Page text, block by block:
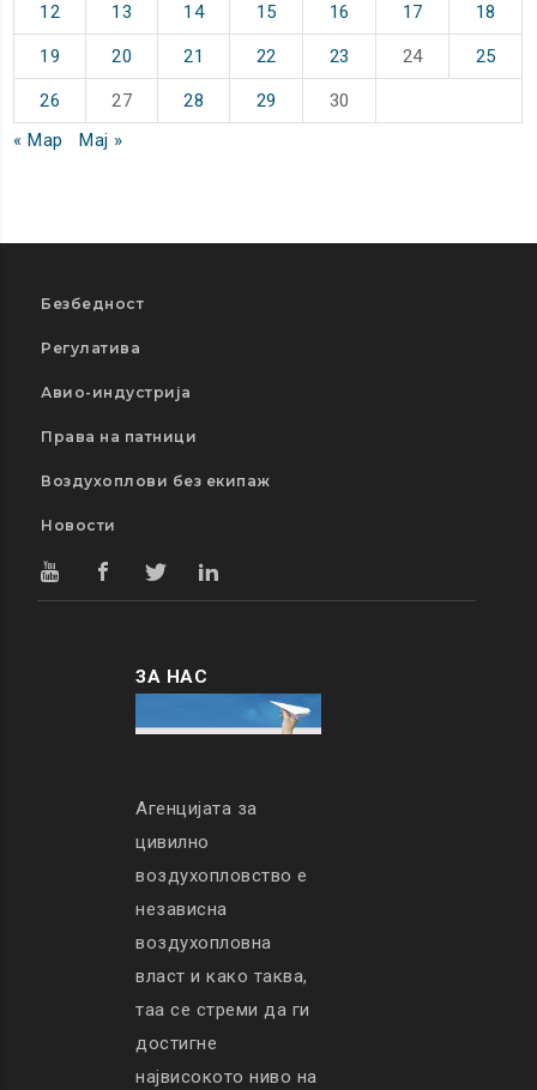
12 13 14 15 16 17 18
19 20 21 22 23 24 25
26 27 28 29
30
« Мар
Мај »
Безбедност
Регулатива
Авио-индустрија
Права на патници
Воздухоплови без екипаж
Новости
ЗА НАС
Агенцијата за
цивилно
воздухопловство е
независна
воздухопловна
власт и како таква,
таа се стреми да ги
достигне
највисокото ниво на